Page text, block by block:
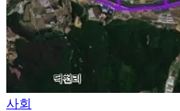
사회